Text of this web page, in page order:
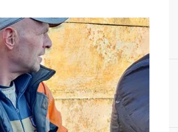
2023 года
Харьковской области.
жилые дома.